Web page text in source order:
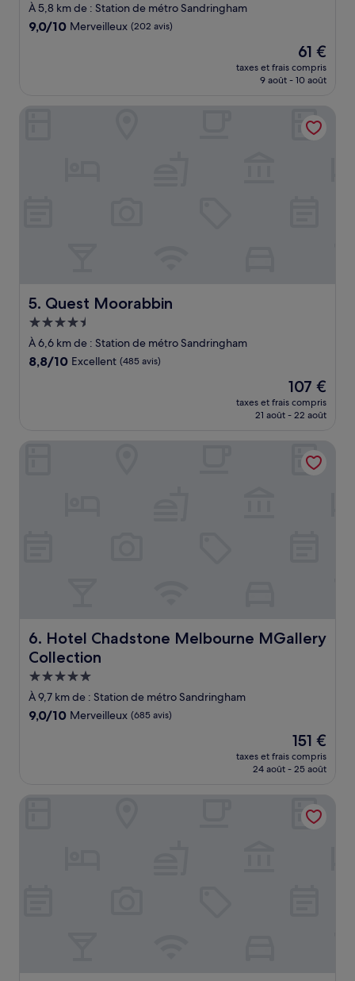
3.5 étoiles
À 5,8 km de : Station de métro Sandringham
9.0
9,0/10 Merveilleux (202 avis)
Le
nouveau
prix
de
61 €
61 €
taxes et frais compris
9 août - 10 août
5. Quest Moorabbin
Quest Moorabbin
Hébergement
4.5 étoiles
À 6,6 km de : Station de métro Sandringham
8.8
8,8/10 Excellent (485 avis)
Le
nouveau
prix
de
107 €
107 €
taxes et frais compris
21 août - 22 août
6. Hotel Chadstone Melbourne MGallery
Collection
Hotel Chadstone Melbourne MGallery Collection
Hébergement
5.0 étoiles
À 9,7 km de : Station de métro Sandringham
9.0
9,0/10 Merveilleux (685 avis)
Le
nouveau
prix
de
151 €
151 €
taxes et frais compris
24 août - 25 août